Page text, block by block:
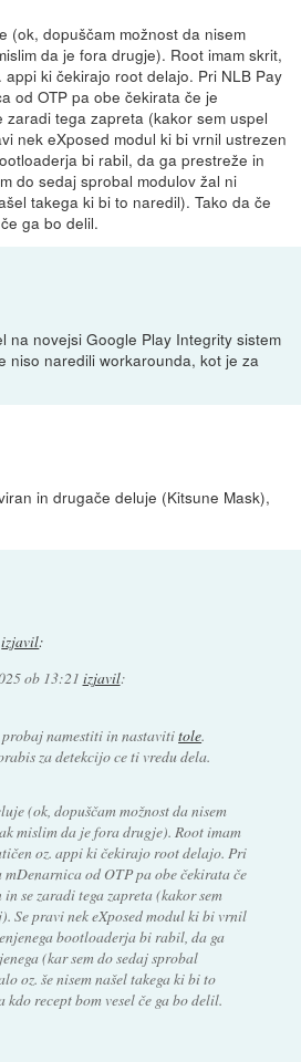
(ok, dopuščam možnost da nisem
da je fora drugje). Root imam skrit,
ki čekirajo root delajo. Pri NLB Pay
od OTP pa obe čekirata če je
tega zapreta (kakor sem uspel
nek eXposed modul ki bi vrnil ustrezen
bi rabil, da ga prestreže in
do sedaj sprobal modulov žal ni
takega ki bi to naredil). Tako da če
ga bo delil.
na novejsi Google Play Integrity sistem
niso naredili workarounda, kot je za
in drugače deluje (Kitsune Mask),
izjavil:
ob 13:21 izjavil:
probaj namestiti in nastavititole.
za detekcijo ce ti vredu dela.
(ok, dopuščam možnost da nisem
mislim da je fora drugje). Root imam
oz. appi ki čekirajo root delajo. Pri
mDenarnica od OTP pa obe čekirata če
se zaradi tega zapreta (kakor sem
Se pravi nek eXposed modul ki bi vrnil
bootloaderja bi rabil, da ga
(kar sem do sedaj sprobal
oz. še nisem našel takega ki bi to
recept bom vesel če ga bo delil.